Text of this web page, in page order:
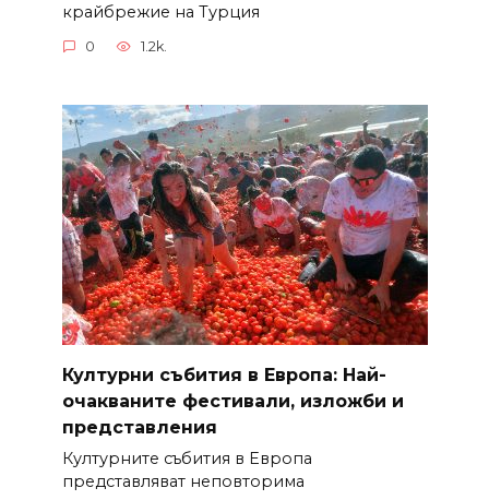
крайбрежие на Турция
0 1.2k.
Културни събития в Европа: Най-
очакваните фестивали, изложби и
представления
Културните събития в Европа
представляват неповторима